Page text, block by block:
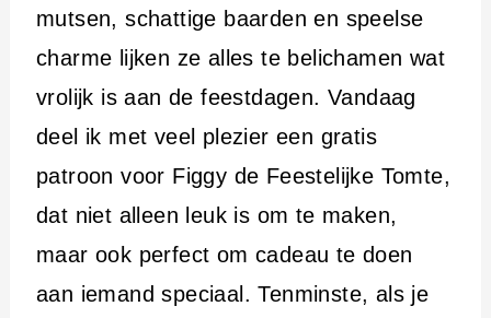
mutsen, schattige baarden en speelse
charme lijken ze alles te belichamen wat
vrolijk is aan de feestdagen. Vandaag
deel ik met veel plezier een gratis
patroon voor Figgy de Feestelijke Tomte,
dat niet alleen leuk is om te maken,
maar ook perfect om cadeau te doen
aan iemand speciaal. Tenminste, als je